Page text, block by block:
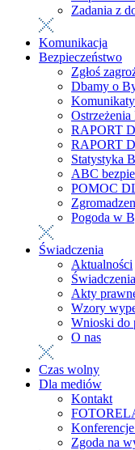
Zadania z
Komunikacja
Bezpieczeństwo
Zgłoś
Dbamy o
RAPORT
RAPORT
Statystyka
ABC
POMOC
Pogoda w
Świadczenia
Aktualności
Akty
Wzory
Wnioski do
O nas
Czas wolny
Dla mediów
Kontakt
Zgoda na